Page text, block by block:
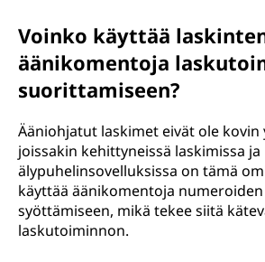
Voinko käyttää
äänikomentoja
suorittamiseen?
Ääniohjatut laskimet eivät ole kovin
joissakin kehittyneissä laskimissa ja
älypuhelinsovelluksissa on tämä
käyttää äänikomentoja
syöttämiseen, mikä tekee siitä
laskutoiminnon.